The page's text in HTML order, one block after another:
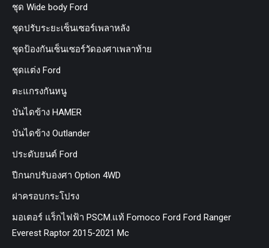
ชุด Wide body Ford
ชุดปรับระยะเซ็นเซอร์เพลาหลัง
ชุดป้องกันเซ็นเซอร์วัดองศาเพลาท้าย
ชุดแต่ง Ford
ตะแกรงกันหนู
บันไดข้าง HAMER
บันไดข้าง Outlander
ประดับยนต์ Ford
ปีกนกปรับองศา Option 4WD
ฝาครอบกระโปรง
มอเตอร์ แร็กไฟฟ้า PSCM.แท้ Fomoco Ford Ford Ranger
Everest Raptor 2015-2021 Mc